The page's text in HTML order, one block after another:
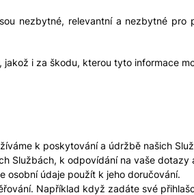
nezbytné, relevantní a nezbytné
i za škodu, kterou tyto informace
k poskytování a údržbě našich
Službách, k odpovídání na vaše
osobní údaje použít k jeho doručování.
Například když zadáte své